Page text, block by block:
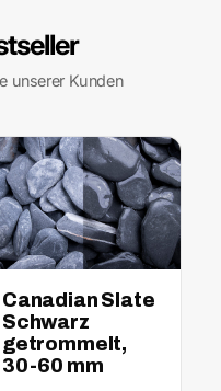
unserer Kunden
nass trocken
Canadian Slate
Schwarz
getrommelt,
30-60 mm